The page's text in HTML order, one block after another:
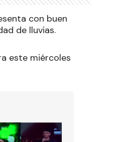
con buen
de lluvias.
este miércoles